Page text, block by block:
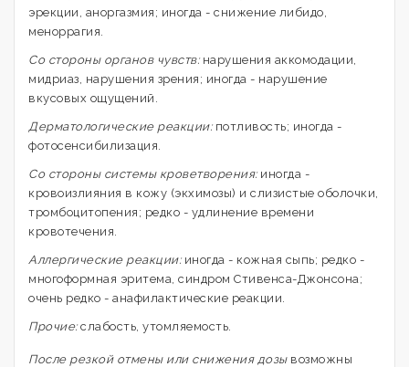
эрекции, аноргазмия; иногда - снижение либидо,
меноррагия.
Со стороны органов чувств:нарушения аккомодации,
мидриаз, нарушения зрения; иногда - нарушение
вкусовых ощущений.
Дерматологические реакции:потливость; иногда -
фотосенсибилизация.
Со стороны системы кроветворения:иногда -
кровоизлияния в кожу (экхимозы) и слизистые оболочки,
тромбоцитопения; редко - удлинение времени
кровотечения.
Аллергические реакции:иногда - кожная сыпь; редко -
многоформная эритема, синдром Стивенса-Джонсона;
очень редко - анафилактические реакции.
Прочие:слабость, утомляемость.
После резкой отмены или снижения дозывозможны